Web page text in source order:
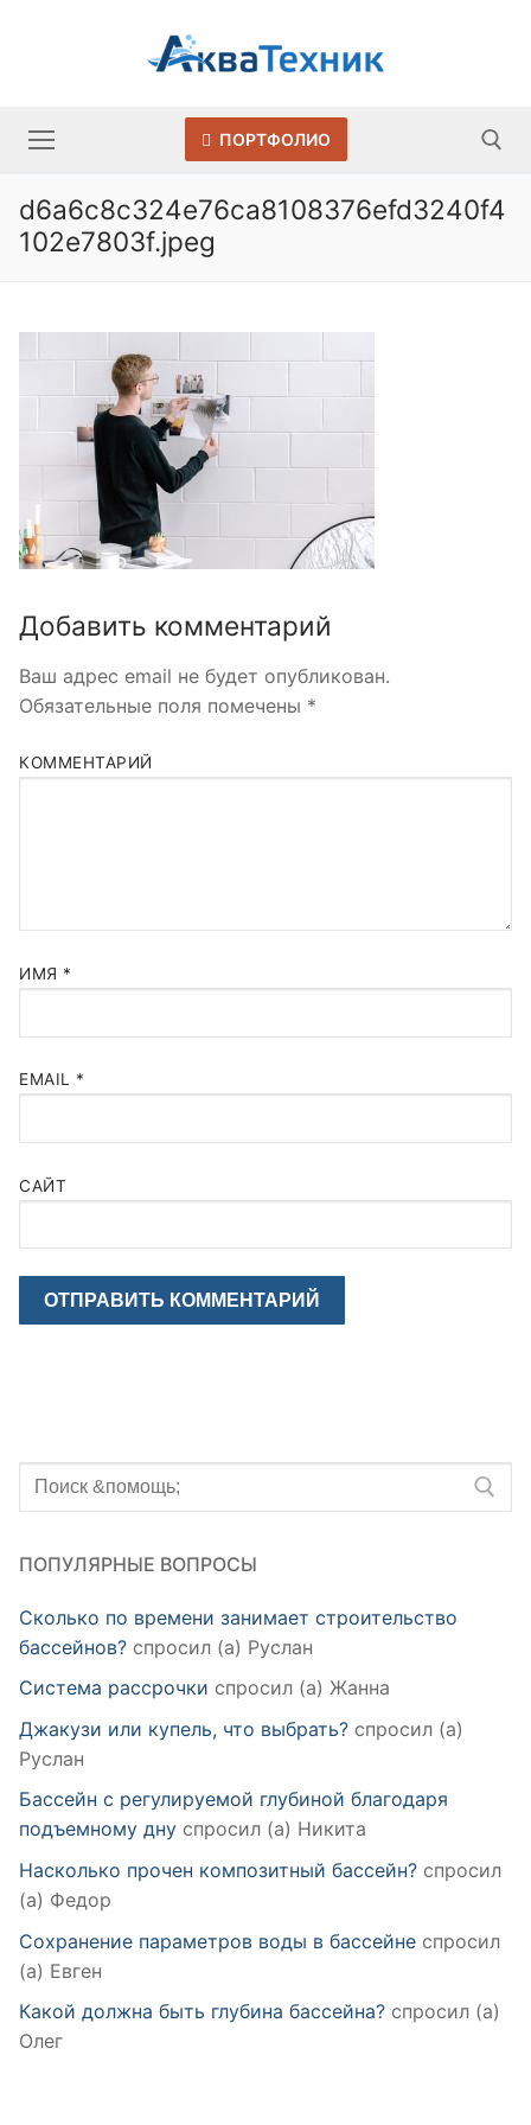
ПОРТФОЛИО
d6a6c8c324e76ca8108376efd3240f4
102e7803f.jpeg
Добавить комментарий
Ваш адрес email не будет опубликован.
Обязательные поля помечены *
КОММЕНТАРИЙ
ИМЯ *
EMAIL *
САЙТ
Искать:
ПОПУЛЯРНЫЕ ВОПРОСЫ
Сколько по времени занимает строительство
бассейнов? спросил (а) Руслан
Система рассрочки спросил (а) Жанна
Джакузи или купель, что выбрать? спросил (а)
Руслан
Бассейн с регулируемой глубиной благодаря
подъемному дну спросил (а) Никита
Насколько прочен композитный бассейн? спросил
(а) Федор
Сохранение параметров воды в бассейне спросил
(а) Евген
Какой должна быть глубина бассейна? спросил (а)
Олег